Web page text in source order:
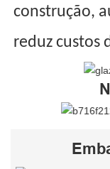
construção,
reduz custos